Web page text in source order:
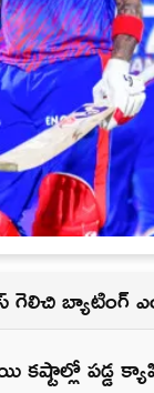
బ్యాటింగ్
పడ్డ